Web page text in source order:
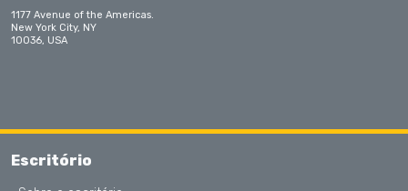
1177 Avenue of the Americas.
New York City, NY
10036, USA
Escritório